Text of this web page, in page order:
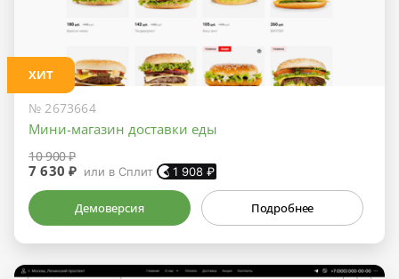
ХИТ
№ 2673664
Мини-магазин доставки еды
10 900 ₽
7 630 ₽ или в Сплит 1 908 ₽
Демоверсия Подробнее